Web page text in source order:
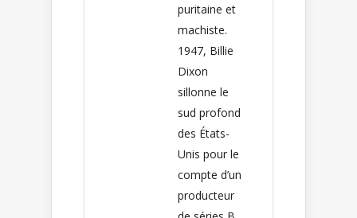
puritaine et
machiste.
1947, Billie
Dixon
sillonne le
sud profond
des États-
Unis pour le
compte d’un
producteur